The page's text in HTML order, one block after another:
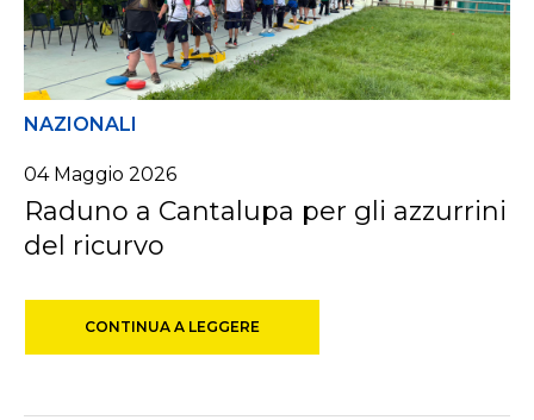
NAZIONALI
04 Maggio 2026
Raduno a Cantalupa per gli azzurrini
del ricurvo
CONTINUA A LEGGERE